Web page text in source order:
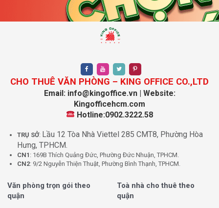
Neom Space
Dù có quy mô vừa phải, Neom Space vẫn được trang bị
đầy đủ các hệ thống kỹ thuật và dịch vụ đạt chuẩn văn
ninh với mạng lưới CCTV 24/7. Các camera giám sát
được lắp đặt tại các khu vực công cộng, lối ra vào và
hành lang các tầng, đảm bảo an toàn tuyệt đối cho tài
sản và nhân sự của doanh nghiệp. Đội ngũ bảo vệ túc
trực thường xuyên cùng quy trình kiểm soát ra vào
làm việc tại đây, kể cả trong những giai đoạn cao điểm
hay làm việc ngoài giờ.
Neom Space Diện tích Quận 1
CHO THUÊ VĂN PHÒNG – KING OFFICE CO.,LTD
Email: info@kingoffice.vn | Website:
Kingofficehcm.com
Hotline:0902.3222.58
TRỤ SỞ: Lầu 12 Tòa Nhà Viettel 285 CMT8, Phường Hòa
Hưng, TPHCM.
CN1 : 169B Thích Quảng Đức, Phường Đức Nhuận, TPHCM.
CN2: 9/2 Nguyễn Thiện Thuật, Phường Bình Thạnh, TPHCM.
Văn phòng trọn gói theo
quận
Toà nhà cho thuê theo
quận